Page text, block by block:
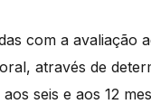
com a avaliação
através de
seis e aos 12